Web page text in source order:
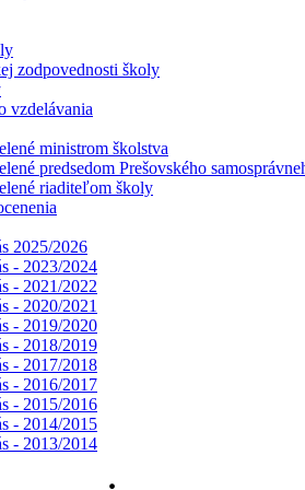
zodpovednosti školy
vzdelávania
ministrom školstva
predsedom Prešovského
riaditeľom školy
2025/2026
- 2023/2024
- 2021/2022
- 2020/2021
- 2019/2020
- 2018/2019
- 2017/2018
- 2016/2017
- 2015/2016
- 2014/2015
- 2013/2014